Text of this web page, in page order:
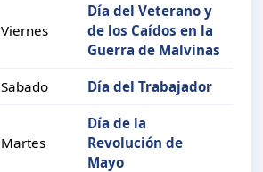
Viernes
Día del Veterano y
de los Caídos en la
Guerra de Malvinas
Sabado Día del Trabajador
Martes
Día de la
Revolución de
Mayo